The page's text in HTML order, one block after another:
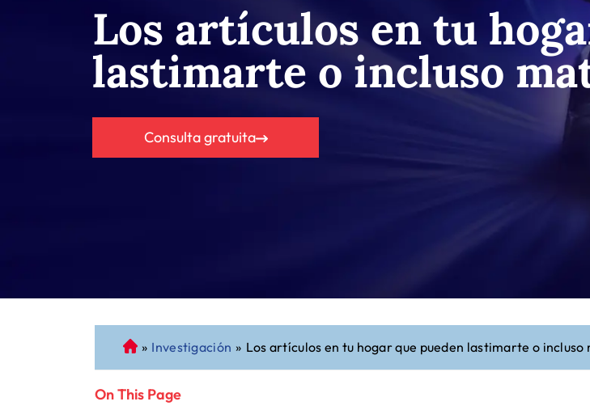
Los artículos en tu
lastimarte o incluso
Consulta gratuita
A
b
o
» Investigación » Los artículos en tu hogar que pueden lastimarte o
On This Page